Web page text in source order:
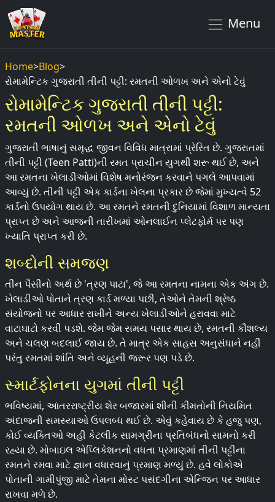
Menu
Home>Blog>
રોમામેન્ટિક ગુજરાતી તીની પટ્ટી: રમતની ઓળખ અને એનો ટેવું
રોમામેન્ટિક ગુજરાતી તીની પટ્ટી:
રમતની ઓળખ અને એનો ટેવું
ગુજરાતી ભાષાનું સમૃદ્ધ જીવન વિવિધ માત્રામાં પ્રેરિત છે. ગુજરાતમાં
તીની પટ્ટી (Teen Patti)ની રમત પ્રાચીન યુગથી શરૂ થઈ છે, અને
આ રમતના ખેલાડીઓમાં વિશેષ મનોરંજન કરવાને પગલે આપવામાં
આવ્યું છે. તીની પટ્ટી એક કાર્ડના ખેલના પ્રકાર છે જેમાં મુખ્યત્વે 52
કાર્ડનો ઉપયોગ થાય છે. આ રમતને રમતની દુનિયામાં વિશાળ માન્યતા
પ્રાપ્ત છે અને આજની તારીખમાં ઓનલાઈન પ્લેટફોર્મ પર પણ
ખ્યાતિ પ્રાપ્ત કરી છે.
શબ્દોની સમજણ
તીન પૈસીનો અર્થ છે 'ત્રણ પાટા', જે આ રમતના નામના એક અંગ છે.
ખેલાડીઓ પોતાને ત્રણ કાર્ડ મળ્યા પછી, તેઓને તેમની શ્રેષ્ઠ
સંયોજનો પર આધાર રાખીને અન્ય ખેલાડીઓને હરાવવા માટે
વાટાઘાટો કરવી પડશે. જેમ જેમ સમય પસાર થાય છે, રમતની કૌશલ્ય
અને ચલણ બદલાઈ જાય છે. તે માત્ર એક સાહસ અનુસંધાને નહીં
પરંતુ રમતમાં શાંતિ અને વ્યૂહની જરૂર પણ પડે છે.
સ્માર્ટફોનના યુગમાં તીની પટ્ટી
ભવિષ્યમાં, આંતરરાષ્ટ્રીય શેર બજારમાં શીની કીમતોની નિયમિત
અંદાજની સમસ્યાઓ ઉપલબ્ધ થઈ છે. એવું કહેવાય છે કે હજુ પણ,
કોઈ વ્યક્તિઓ અહી કેટલીક સામગ્રીના પ્રતિબંધનો સામનો કરી
રહ્યા છે. મોબાઇલ એપ્લિકેશનનો વધતા પ્રમાણમાં તીની પટ્ટીના
રમતને રમવા માટે જ્ઞાન વધારવાનું પ્રમાણ મળ્યું છે. હવે લોકોએ
પોતાની ગામીપુંજી માટે તેમના મોસ્ટ પસંદગીના એન્જિન પર આધાર
રાખવા મળે છે.